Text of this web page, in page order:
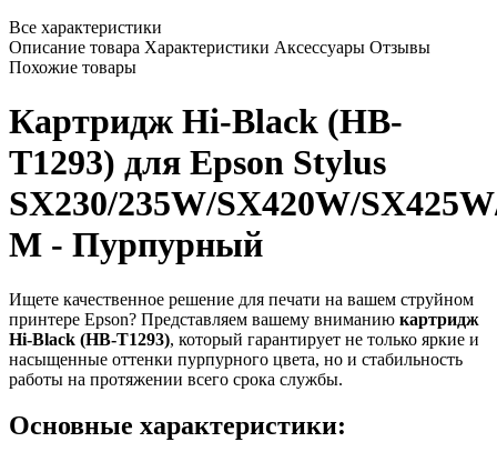
Все характеристики
Описание товара Характеристики Аксессуары Отзывы
Похожие товары
Картридж Hi-Black (HB-
T1293) для Epson Stylus
SX230/235W/SX420W/
M - Пурпурный
Ищете качественное решение для печати на вашем струйном
принтере Epson? Представляем вашему вниманию картридж
Hi-Black (HB-T1293), который гарантирует не только яркие и
насыщенные оттенки пурпурного цвета, но и стабильность
работы на протяжении всего срока службы.
Основные характеристики: